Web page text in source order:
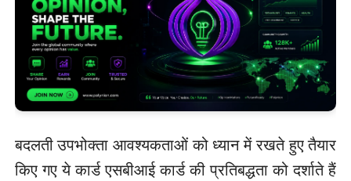
बदलती उपभोक्ता आवश्यकताओं को ध्यान में रखते हुए तैयार
किए गए ये कार्ड एसबीआई कार्ड की प्रतिबद्धता को दर्शाते हैं